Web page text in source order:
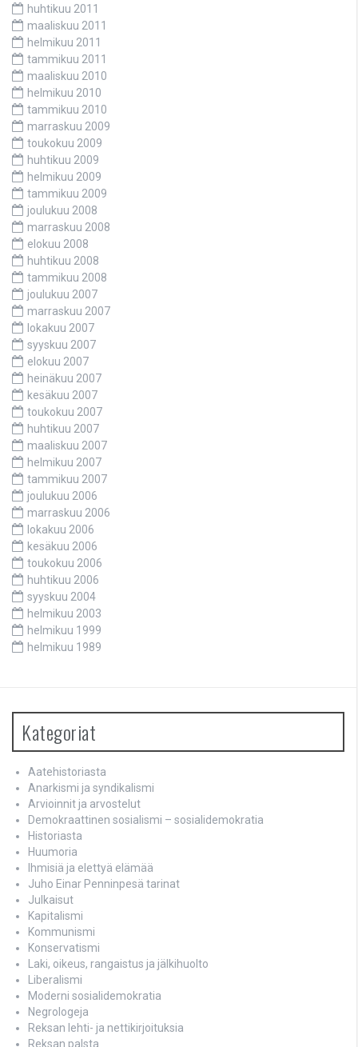
huhtikuu 2011
maaliskuu 2011
helmikuu 2011
tammikuu 2011
maaliskuu 2010
helmikuu 2010
tammikuu 2010
marraskuu 2009
toukokuu 2009
huhtikuu 2009
helmikuu 2009
tammikuu 2009
joulukuu 2008
marraskuu 2008
elokuu 2008
huhtikuu 2008
tammikuu 2008
joulukuu 2007
marraskuu 2007
lokakuu 2007
syyskuu 2007
elokuu 2007
heinäkuu 2007
kesäkuu 2007
toukokuu 2007
huhtikuu 2007
maaliskuu 2007
helmikuu 2007
tammikuu 2007
joulukuu 2006
marraskuu 2006
lokakuu 2006
kesäkuu 2006
toukokuu 2006
huhtikuu 2006
syyskuu 2004
helmikuu 2003
helmikuu 1999
helmikuu 1989
Kategoriat
Aatehistoriasta
Anarkismi ja syndikalismi
Arvioinnit ja arvostelut
Demokraattinen sosialismi – sosialidemokratia
Historiasta
Huumoria
Ihmisiä ja elettyä elämää
Juho Einar Penninpesä tarinat
Julkaisut
Kapitalismi
Kommunismi
Konservatismi
Laki, oikeus, rangaistus ja jälkihuolto
Liberalismi
Moderni sosialidemokratia
Negrologeja
Reksan lehti- ja nettikirjoituksia
Reksan palsta